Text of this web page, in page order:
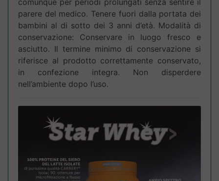
comunque per periodi prolungati senza sentire il
parere del medico. Tenere fuori dalla portata dei
bambini al di sotto dei 3 anni d’età. Modalità di
conservazione: Conservare in luogo fresco e
asciutto. Il termine minimo di conservazione si
riferisce al prodotto correttamente conservato,
in confezione integra. Non disperdere
nell’ambiente dopo l’uso.